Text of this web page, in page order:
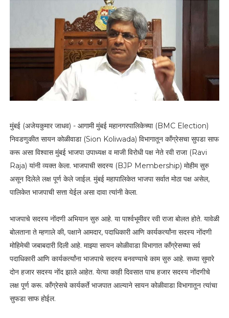
मुंबई (अजेयकुमार जाधव) - आगामी मुंबई महानगरपालिकेच्या (BMC Election)
निवडणुकीत सायन कोळीवाडा (Sion Koliwada) विभागातून काँग्रेसचा सुपडा साफ
करू असा विश्वास मुंबई भाजपा उपाध्यक्ष व माजी विरोधी पक्ष नेते रवी राजा (Ravi
Raja) यांनी व्यक्त केला. भाजपाची सदस्य (BJP Membership) मोहीम सुरु
असून दिलेले लक्ष पूर्ण केले जाईल. मुंबई महापालिकेत भाजपा सर्वात मोठा पक्ष असेल,
पालिकेत भाजपाची सत्ता येईल असा दावा त्यांनी केला.
भाजपाचे सदस्य नोंदणी अभियान सुरु आहे. या पार्श्वभूमीवर रवी राजा बोलत होते. यावेळी
बोलताना ते म्हणाले की, पक्षाने आमदार, पदाधिकारी आणि कार्यकर्त्यांना सदस्य नोंदणी
मोहिमेची जबाबदारी दिली आहे. माझ्या सायन कोळीवाडा विभागात काँग्रेसच्या सर्व
पदाधिकारी आणि कार्यकर्त्यांना भाजपाचे सदस्य बनवण्याचे काम सुरु आहे. सध्या सुमारे
दोन हजार सदस्य नोंद झाले आहेत. येत्या काही दिवसात पाच हजार सदस्य नोंदणीचे
लक्ष पूर्ण करू. काँग्रेसचे कार्यकर्ते भाजपात आल्याने सायन कोळीवाडा विभागातून त्यांचा
सुफडा साफ होईल.